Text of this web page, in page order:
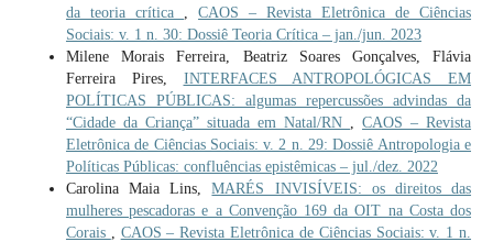
da teoria crítica
,CAOS – Revista Eletrônica de Ciências
Sociais: v. 1 n. 30: Dossiê Teoria Crítica – jan./jun. 2023
Milene Morais Ferreira, Beatriz Soares Gonçalves, Flávia
Ferreira Pires, INTERFACES ANTROPOLÓGICAS EM
POLÍTICAS PÚBLICAS: algumas repercussões advindas da
“Cidade da Criança” situada em Natal/RN
,CAOS – Revista
Eletrônica de Ciências Sociais: v. 2 n. 29: Dossiê Antropologia e
Políticas Públicas: confluências epistêmicas – jul./dez. 2022
Carolina Maia Lins,MARÉS INVISÍVEIS: os direitos das
mulheres pescadoras e a Convenção 169 da OIT na Costa dos
Corais
CAOS – Revista Eletrônica de Ciências Sociais: v. 1 n.